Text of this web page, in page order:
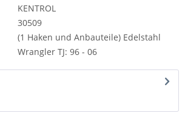
KENTROL
30509
(1 Haken und Anbauteile) Edelstahl
Wrangler TJ: 96 - 06